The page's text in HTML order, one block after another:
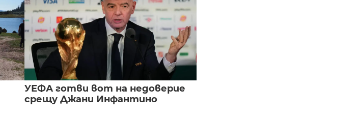
УЕФА готви вот на недоверие
срещу Джани Инфантино